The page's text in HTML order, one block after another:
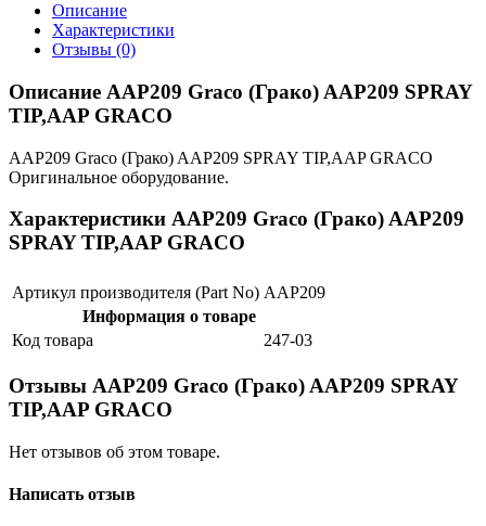
Описание
Характеристики
Отзывы (0)
Описание AAP209 Graco (Грако) AAP209 SPRAY
TIP,AAP GRACO
AAP209 Graco (Грако) AAP209 SPRAY TIP,AAP GRACO
Оригинальное оборудование.
Характеристики AAP209 Graco (Грако) AAP209
SPRAY TIP,AAP GRACO
Артикул производителя (Part No) AAP209
Информация о товаре
Код товара
247-03
Отзывы AAP209 Graco (Грако) AAP209 SPRAY
TIP,AAP GRACO
Нет отзывов об этом товаре.
Написать отзыв